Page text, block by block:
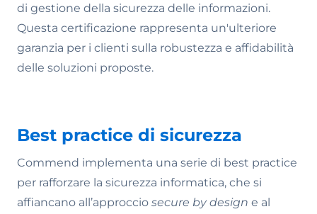
di gestione della sicurezza delle informazioni.
Questa certificazione rappresenta un'ulteriore
garanzia per i clienti sulla robustezza e affidabilità
delle soluzioni proposte.
Best practice di sicurezza
Commend implementa una serie di best practice
per rafforzare la sicurezza informatica, che si
affiancano all’approccio secure by design e al